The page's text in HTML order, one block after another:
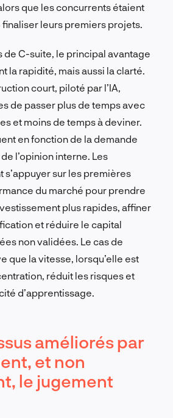
que les concurrents étaient
leurs premiers projets.
de C-suite, le principal avantage
la rapidité, mais aussi la clarté.
court, piloté par l’IA,
de passer plus de temps avec
et moins de temps à deviner.
en fonction de la demande
l’opinion interne. Les
s’appuyer sur les premières
du marché pour prendre
plus rapides, affiner
et réduire le capital
non validées. Le cas de
que la vitesse, lorsqu’elle est
réduit les risques et
d’apprentissage.
améliorés par
et non
le jugement